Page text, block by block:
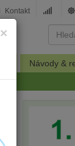
×
Kontakt
Návody &